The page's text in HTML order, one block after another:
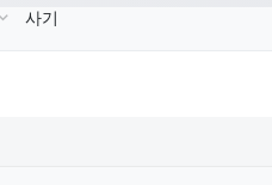
↑2.30%
사기